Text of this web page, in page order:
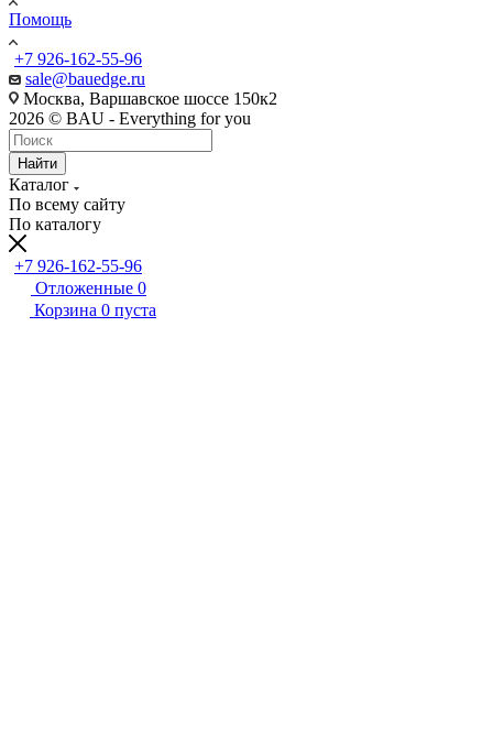
Помощь
+7 926-162-55-96
sale@bauedge.ru
Москва, Варшавское шоссе 150к2
2026 © BAU - Everything for you
Найти
Каталог
По всему сайту
По каталогу
+7 926-162-55-96
Отложенные 0
Корзина 0 пуста